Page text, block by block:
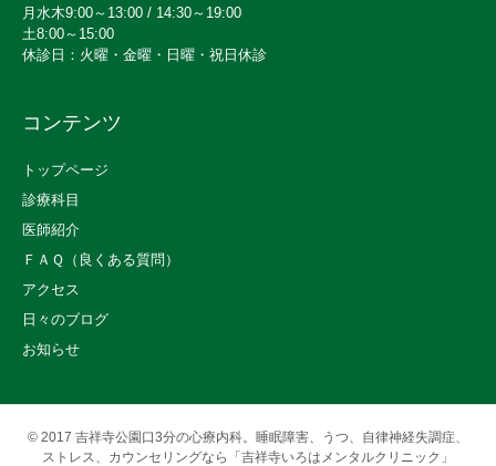
月水木9:00～13:00 / 14:30～19:00
土8:00～15:00
休診日：火曜・金曜・日曜・祝日休診
コンテンツ
トップページ
診療科目
医師紹介
ＦＡＱ（良くある質問）
アクセス
日々のブログ
お知らせ
© 2017 吉祥寺公園口3分の心療内科。睡眠障害、うつ、自律神経失調症、
ストレス、カウンセリングなら「吉祥寺いろはメンタルクリニック」